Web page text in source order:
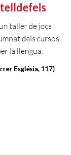
taller de jocs
dels cursos
la llengua.
Església, 117)